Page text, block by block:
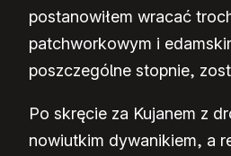
postanowiłem wracać
patchworkowym i
poszczególne stopnie,
Po skręcie za Kujanem z
nowiutkim dywanikiem, a